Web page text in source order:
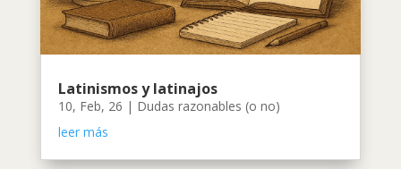
Latinismos y latinajos
10, Feb, 26 | Dudas razonables (o no)
leer más